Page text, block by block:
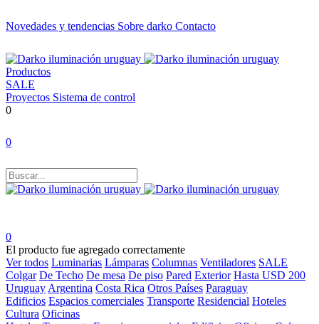
Novedades y tendencias Sobre darko Contacto
Productos
SALE
Proyectos Sistema de control
0
0
0
El producto fue agregado correctamente
Ver todos Luminarias Lámparas Columnas Ventiladores SALE
Colgar De Techo De mesa De piso Pared Exterior Hasta USD 200
Uruguay Argentina Costa Rica Otros Países Paraguay
Edificios Espacios comerciales Transporte Residencial Hoteles
Cultura Oficinas